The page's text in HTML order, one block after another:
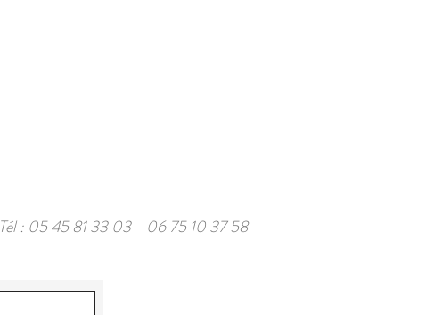
Tél : 05 45 81 33 03 - 06 75 10 37 58